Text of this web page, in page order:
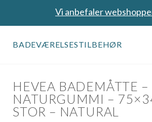
Vi anbefaler
BADEVÆRELSESTILBEHØR
HEVEA BADEMÅTTE –
NATURGUMMI –
STOR – NATURAL